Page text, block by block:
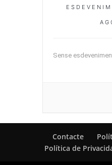
Sense
Contacte
Política de